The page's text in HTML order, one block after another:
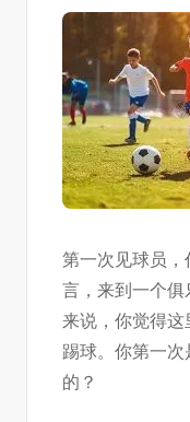
第一次见球员
言，来到一个
来说，你觉得
踢球。你第一
的？